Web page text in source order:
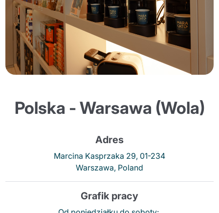
Polska - Warsawa (Wola)
Adres
Marcina Kasprzaka 29, 01-234
Warszawa, Poland
Grafik pracy